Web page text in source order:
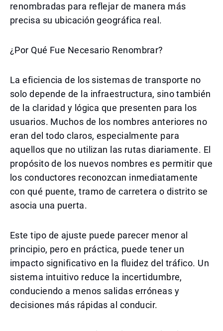
renombradas para reflejar de manera más
precisa su ubicación geográfica real.
¿Por Qué Fue Necesario Renombrar?
La eficiencia de los sistemas de transporte no
solo depende de la infraestructura, sino también
de la claridad y lógica que presenten para los
usuarios. Muchos de los nombres anteriores no
eran del todo claros, especialmente para
aquellos que no utilizan las rutas diariamente. El
propósito de los nuevos nombres es permitir que
los conductores reconozcan inmediatamente
con qué puente, tramo de carretera o distrito se
asocia una puerta.
Este tipo de ajuste puede parecer menor al
principio, pero en práctica, puede tener un
impacto significativo en la fluidez del tráfico. Un
sistema intuitivo reduce la incertidumbre,
conduciendo a menos salidas erróneas y
decisiones más rápidas al conducir.